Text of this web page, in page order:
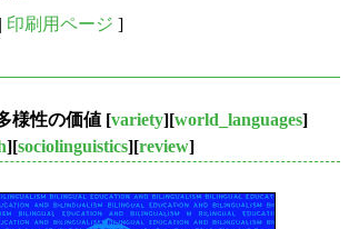
| 印刷用ページ ]
様性の価値 [variety][world_languages]
][sociolinguistics][review]